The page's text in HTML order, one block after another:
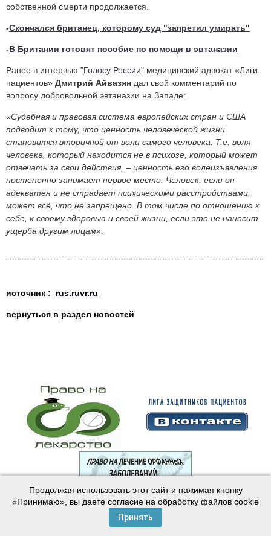
собственной смерти продолжается.
-Скончался британец, которому суд "запретил умирать"
-В Британии готовят пособие по помощи в эвтаназии
Ранее в интервью "Голосу России" медицинский адвокат «Лиги
пациентов» Дмитрий Айвазян дал свой комментарий по
вопросу добровольной эвтаназии на Западе:
«Судебная и правовая система европейских стран и США
подводит к тому, что ценность человеческой жизни
становится вторичной от воли самого человека. Т.е. воля
человека, который находится не в психозе, который может
отвечать за свои действия, – ценность его волеизъявления
постепенно занимает первое место. Человек, если он
адекватен и не страдает психическими расстройствами,
может всё, что не запрещено. В том числе по отношению к
себе, к своему здоровью и своей жизни, если это не наносит
ущерба другим лицам».
источник : rus.ruvr.ru
вернуться в раздел новостей
© 2003—2024 Лига защитников пациентов
Создание сайта — Интернет-студияМайер
Продолжая использовать этот сайт и нажимая кнопку
«Принимаю», вы даете согласие на обработку файлов cookie
Принять